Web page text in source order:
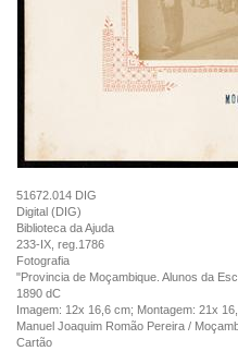
51672.014 DIG
Digital (DIG)
Biblioteca da Ajuda
233-IX, reg.1786
Fotografia
"Provincia de Moçambique. Alunos da
1890 dC
Imagem: 12x 16,6 cm; Montagem: 21x
Manuel Joaquim Romão Pereira /
Cartão